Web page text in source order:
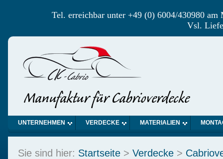
Tel. erreichbar unter +49 (0) 6004/430980
Vsl.
UNTERNEHMEN VERDECKE MATERIALIEN
Sie sind hier: Startseite > Verdecke >